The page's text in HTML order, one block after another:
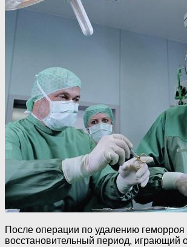
После операции по удалению геморроя
восстановительный период, играющий